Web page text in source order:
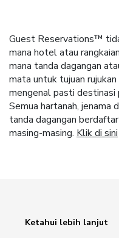
Guest Reservations™
mana hotel atau
mana tanda dagangan
mata untuk tujuan
mengenal pasti destinasi
Semua hartanah, jenama
tanda dagangan
masing-masing. Klik di sini
Ketahui lebih lanjut